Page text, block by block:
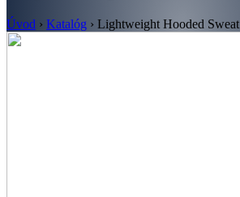
Úvod › Katalóg › Lightweight Hooded Sweat